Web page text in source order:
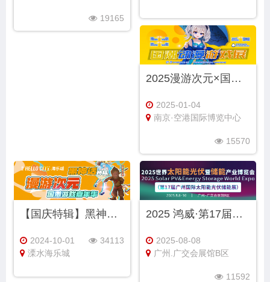
19165
2025漫游次元×国潮动漫游戏展（年终盛典）
2025-01-04
南京·空港国际博览中心
15570
【国庆特辑】黑神话同人&漫游次元6.0国潮游戏嘉年华
2024-10-01
溧水海乐城
34113
2025 鸿威·第17届世界太阳能光伏暨储能产业博览会
2025-08-08
广州.广交会展馆B区
11592